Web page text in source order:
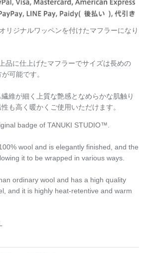
リジナルワッペンを付けたマフラーになり
品に仕上げたマフラーでサイズは長めの
可能です。
維が細く上質な艶感となめらかな肌触り
も高く暖かくご使用いただけます。
badge of TANUKI STUDIO™️.
wool and is elegantly finished, and the
it to be wrapped in various ways.
ordinary wool and has a high quality
and it is highly heat-retentive and warm